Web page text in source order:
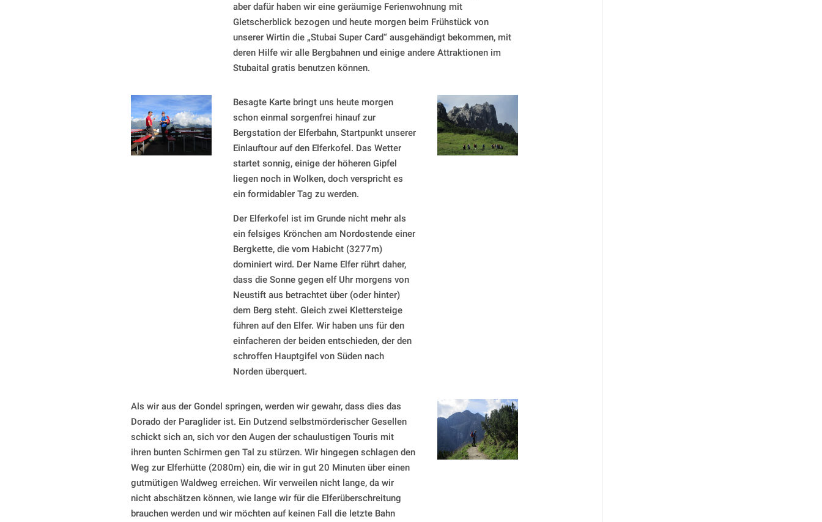
aber dafür haben wir eine geräumige Ferienwohnung mit
Gletscherblick bezogen und heute morgen beim Frühstück von
unserer Wirtin die „Stubai Super Card“ ausgehändigt bekommen, mit
deren Hilfe wir alle Bergbahnen und einige andere Attraktionen im
Stubaital gratis benutzen können.
Besagte Karte bringt uns heute morgen
schon einmal sorgenfrei hinauf zur
Bergstation der Elferbahn, Startpunkt unserer
Einlauftour auf den Elferkofel. Das Wetter
startet sonnig, einige der höheren Gipfel
liegen noch in Wolken, doch verspricht es
ein formidabler Tag zu werden.
Der Elferkofel ist im Grunde nicht mehr als
ein felsiges Krönchen am Nordostende einer
Bergkette, die vom Habicht (3277m)
dominiert wird. Der Name Elfer rührt daher,
dass die Sonne gegen elf Uhr morgens von
Neustift aus betrachtet über (oder hinter)
dem Berg steht. Gleich zwei Klettersteige
führen auf den Elfer. Wir haben uns für den
einfacheren der beiden entschieden, der den
schroffen Hauptgifel von Süden nach
Norden überquert.
Als wir aus der Gondel springen, werden wir gewahr, dass dies das
Dorado der Paraglider ist. Ein Dutzend selbstmörderischer Gesellen
schickt sich an, sich vor den Augen der schaulustigen Touris mit
ihren bunten Schirmen gen Tal zu stürzen. Wir hingegen schlagen den
Weg zur Elferhütte (2080m) ein, die wir in gut 20 Minuten über einen
gutmütigen Waldweg erreichen. Wir verweilen nicht lange, da wir
nicht abschätzen können, wie lange wir für die Elferüberschreitung
brauchen werden und wir möchten auf keinen Fall die letzte Bahn